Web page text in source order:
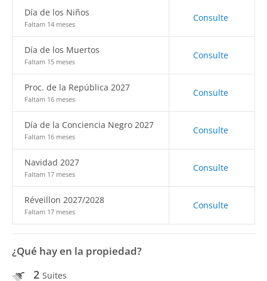
Día de los Niños
Faltam 14 meses
Consulte
Día de los Muertos
Faltam 15 meses
Consulte
Proc. de la República 2027
Faltam 16 meses
Consulte
Día de la Conciencia Negro 2027
Faltam 16 meses
Consulte
Navidad 2027
Faltam 17 meses
Consulte
Réveillon 2027/2028
Faltam 17 meses
Consulte
¿Qué hay en la propiedad?
2 Suites